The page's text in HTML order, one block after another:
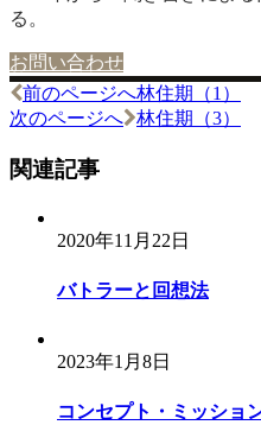
る。
お問い合わせ
投
稿
ナ
前のページへ林住期（1）
次のページへ
林住期（3）
関連記事
2020年11月22日
バトラーと回想法
2023年1月8日
コンセプト・ミッショ